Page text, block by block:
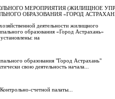
МЕРОПРИЯТИЯ (ЖИЛИЩНОЕ
ОБРАЗОВАНИЯ «ГОРОД
деятельности жилищного
образования «Город Астрахань»
на
образования "Город Астрахань"
свою деятельность начала...
счетной палаты...